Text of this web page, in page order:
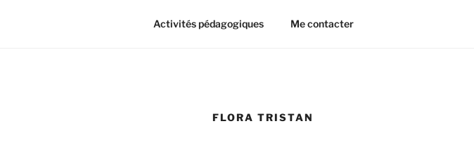
Activités pédagogiques Me contacter
FLORA TRISTAN